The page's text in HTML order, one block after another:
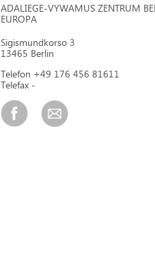
ADALIEGE-VYWAMUS ZENTRUM
EUROPA
Sigismundkorso 3
13465 Berlin
Telefon +49 176 456 81611
Telefax -